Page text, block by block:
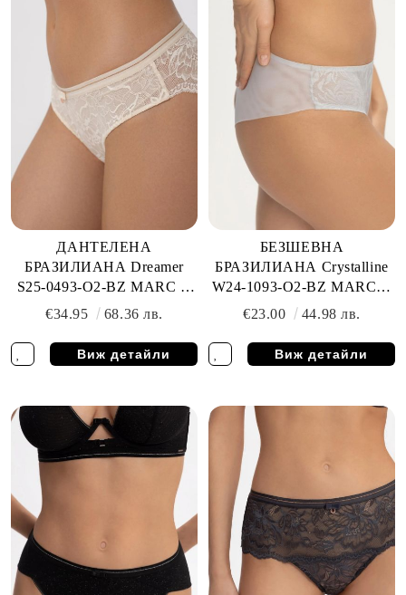
ДАНТЕЛЕНА
БРАЗИЛИАНА Dreamer
S25-0493-O2-BZ MARC &
ANDRE
€34.95 68.36 лв.
Виж детайли
БЕЗШЕВНА
БРАЗИЛИАНА Crystalline
W24-1093-O2-BZ MARC &
ANDRE
€23.00 44.98 лв.
Виж детайли